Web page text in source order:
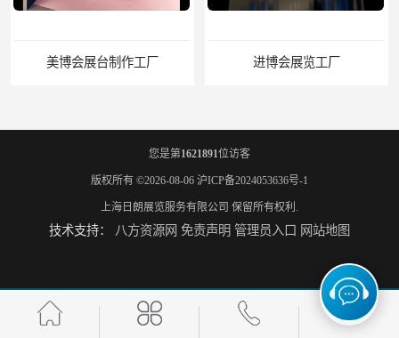
美博会展台制作工厂 进博会展览工厂
家具展搭建工厂 厨卫展展台搭建工厂
您是第1621891位访客
版权所有 ©2026-08-06 沪ICP备2024053636号-1
上海日朗展览服务有限公司 保留所有权利.
技术支持： 八方资源网 免责声明 管理员入口 网站地图